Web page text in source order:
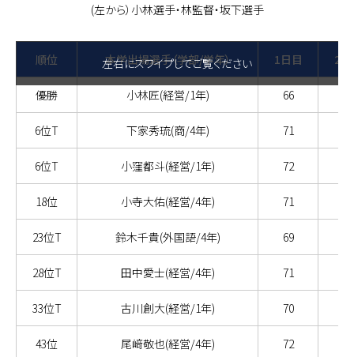
(左から）小林選手・林監督・坂下選手
左右にスワイプしてご覧ください
順位 本学出場選手（学部/学年） 1日目 2
優勝 小林匠(経営/1年) 66
6位T 下家秀琉(商/4年) 71
6位T 小窪都斗(経営/1年) 72
18位 小寺大佑(経営/4年) 71
23位T 鈴木千貴(外国語/4年) 69
28位T 田中愛士(経営/4年) 71
33位T 古川創大(経営/1年) 70
43位 尾﨑敬也(経営/4年) 72